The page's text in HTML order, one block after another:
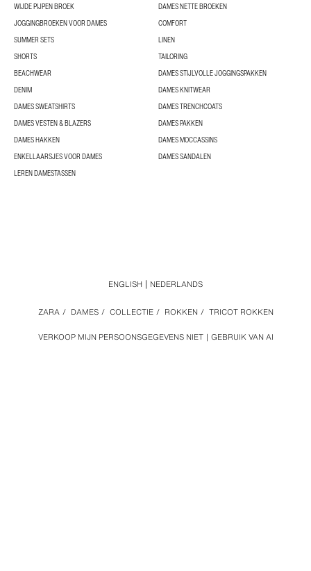
WIJDE PIJPEN BROEK
DAMES NETTE BROEKEN
JOGGINGBROEKEN VOOR DAMES
COMFORT
SUMMER SETS
LINEN
SHORTS
TAILORING
BEACHWEAR
DAMES STIJLVOLLE JOGGINGSPAKKEN
DENIM
DAMES KNITWEAR
DAMES SWEATSHIRTS
DAMES TRENCHCOATS
DAMES VESTEN & BLAZERS
DAMES PAKKEN
DAMES HAKKEN
DAMES MOCCASSINS
ENKELLAARSJES VOOR DAMES
DAMES SANDALEN
LEREN DAMESTASSEN
VERKOOP MIJN PERSOONSGEGEVENS NIET GEBRUIK VAN AI
ZARA / DAMES / COLLECTIE / ROKKEN / TRICOT ROKKEN
ENGLISH NEDERLANDS